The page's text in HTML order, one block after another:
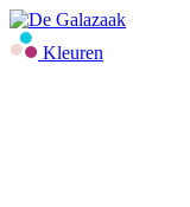
Kleuren